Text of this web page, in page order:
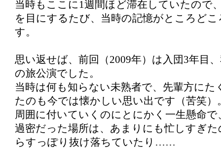
当時もここに1週間ほど滞在していたので
を目にするたび、当時の記憶がところど
す。
思い返せば、前回（2009年）は入団3年目
の旅公演でした。
当時は何も知らない未熟者で、先輩方にた
たのも今では懐かしい思い出です（苦笑）
周囲に付いていくのにとにかく一生懸命
過密だった場所は、あまりにも忙しすぎ
らすっぽり抜け落ちていたり……